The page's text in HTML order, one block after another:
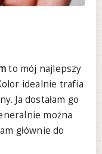
to mój najlepszy
idealnie trafia
Ja dostałam go
można
głównie do